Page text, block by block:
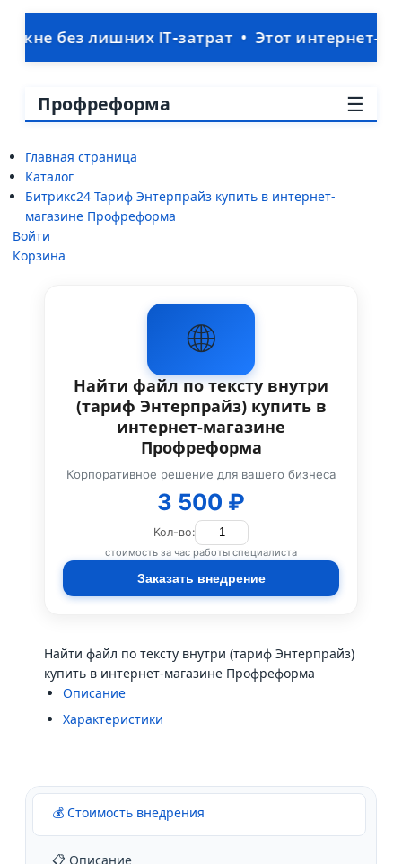
IT‑затрат • Этот интернет-
Профреформа ☰
Главная страница
Каталог
Битрикс24 Тариф Энтерпрайз купить в интернет-
магазине Профреформа
Войти
Корзина
🌐
Найти файл по тексту внутри
(тариф Энтерпрайз) купить в
интернет-магазине
Профреформа
Корпоративное решение для вашего бизнеса
3 500 ₽
Кол-во:
стоимость за час работы специалиста
Заказать внедрение
Найти файл по тексту внутри (тариф Энтерпрайз)
купить в интернет-магазине Профреформа
Описание
Характеристики
💰 Стоимость внедрения
📋 Описание